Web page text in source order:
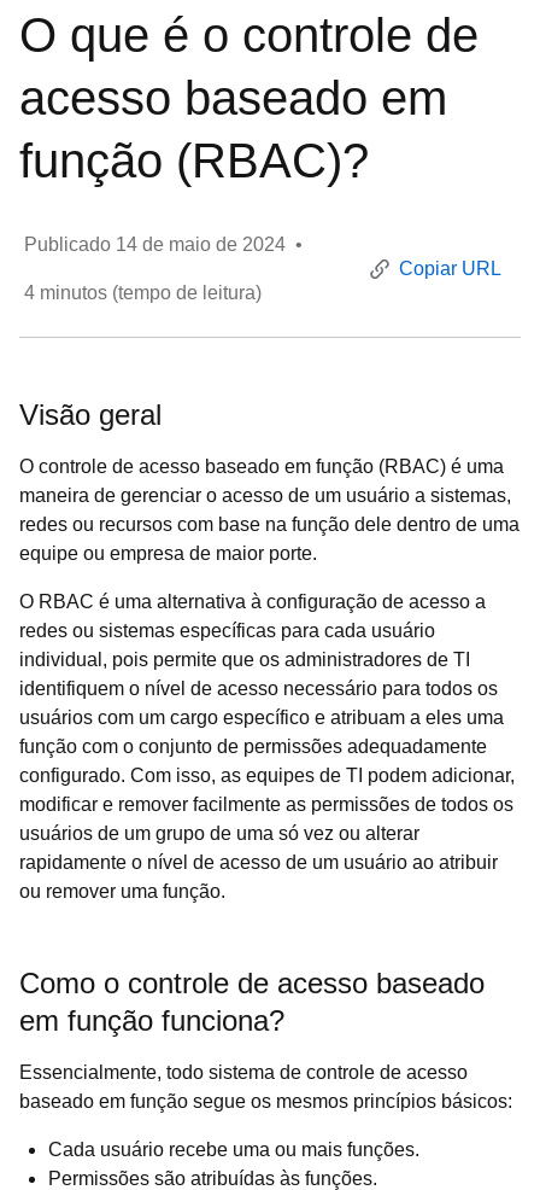
O que é o controle de
acesso baseado em
função (RBAC)?
Publicado 14 de maio de 2024 •
4 minutos (tempo de leitura)
Copiar URL
Visão geral
O controle de acesso baseado em função (RBAC) é uma
maneira de gerenciar o acesso de um usuário a sistemas,
redes ou recursos com base na função dele dentro de uma
equipe ou empresa de maior porte.
O RBAC é uma alternativa à configuração de acesso a
redes ou sistemas específicas para cada usuário
individual, pois permite que os administradores de TI
identifiquem o nível de acesso necessário para todos os
usuários com um cargo específico e atribuam a eles uma
função com o conjunto de permissões adequadamente
configurado. Com isso, as equipes de TI podem adicionar,
modificar e remover facilmente as permissões de todos os
usuários de um grupo de uma só vez ou alterar
rapidamente o nível de acesso de um usuário ao atribuir
ou remover uma função.
Como o controle de acesso baseado
em função funciona?
Essencialmente, todo sistema de controle de acesso
baseado em função segue os mesmos princípios básicos:
Cada usuário recebe uma ou mais funções.
Permissões são atribuídas às funções.